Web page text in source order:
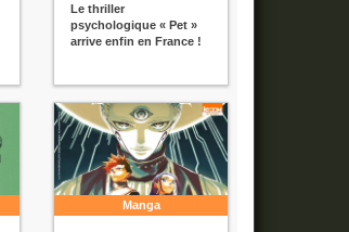
Le thriller
psychologique « Pet »
arrive enfin en France !
Manga